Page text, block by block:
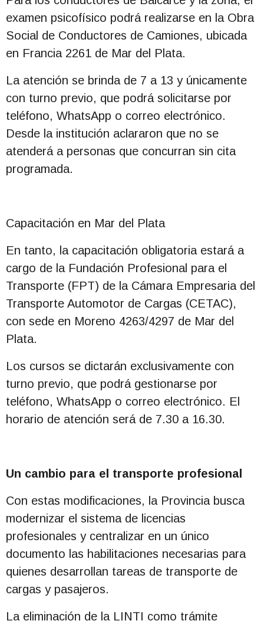
examen psicofísico podrá realizarse en la Obra
Social de Conductores de Camiones, ubicada
en Francia 2261 de Mar del Plata.
La atención se brinda de 7 a 13 y únicamente
con turno previo, que podrá solicitarse por
teléfono, WhatsApp o correo electrónico.
Desde la institución aclararon que no se
atenderá a personas que concurran sin cita
programada.
Capacitación en Mar del Plata
En tanto, la capacitación obligatoria estará a
cargo de la Fundación Profesional para el
Transporte (FPT) de la Cámara Empresaria del
Transporte Automotor de Cargas (CETAC),
con sede en Moreno 4263/4297 de Mar del
Plata.
Los cursos se dictarán exclusivamente con
turno previo, que podrá gestionarse por
teléfono, WhatsApp o correo electrónico. El
horario de atención será de 7.30 a 16.30.
Un cambio para el transporte profesional
Con estas modificaciones, la Provincia busca
modernizar el sistema de licencias
profesionales y centralizar en un único
documento las habilitaciones necesarias para
quienes desarrollan tareas de transporte de
cargas y pasajeros.
La eliminación de la LINTI como trámite